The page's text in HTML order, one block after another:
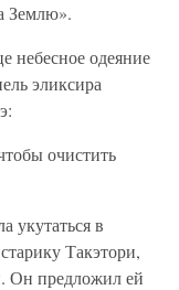
Землю».
небесное одеяние
эликсира
очистить
укутаться в
Такэтори,
Он предложил ей